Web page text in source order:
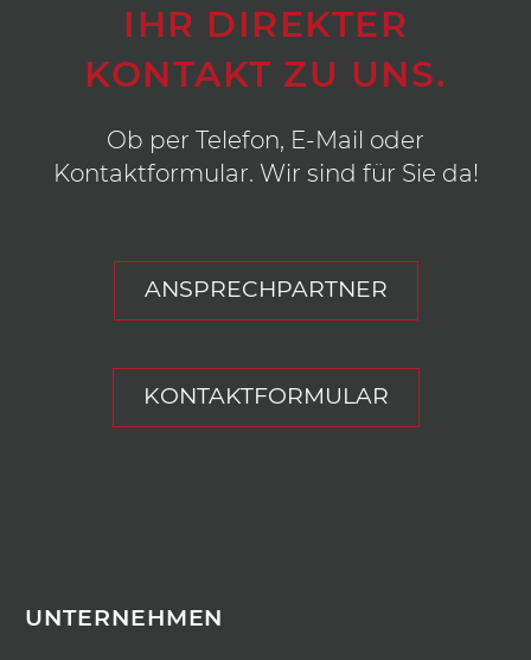
IHR DIREKTER
KONTAKT ZU UNS.
Ob per Telefon, E-Mail oder
Kontaktformular. Wir sind für Sie da!
ANSPRECHPARTNER
KONTAKTFORMULAR
UNTERNEHMEN